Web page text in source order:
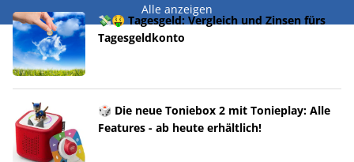
Alle anzeigen
💸🤑 Tagesgeld: Vergleich und Zinsen fürs
Tagesgeldkonto
🎲 Die neue Toniebox 2 mit Tonieplay: Alle
Features - ab heute erhältlich!